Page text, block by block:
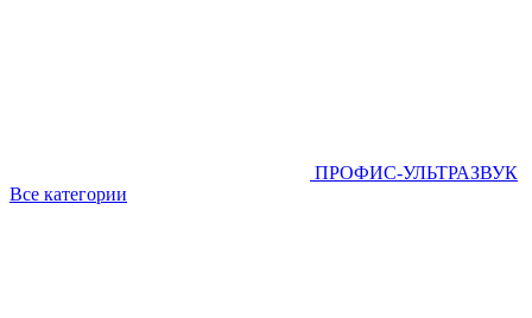
ПРОФИС-УЛЬТРАЗВУК
Все категории